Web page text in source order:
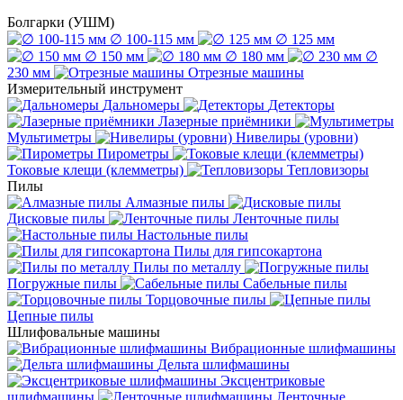
Болгарки (УШМ)
∅ 100-115 мм
∅ 125 мм
∅ 150 мм
∅ 180 мм
∅
230 мм
Отрезные машины
Измерительный инструмент
Дальномеры
Детекторы
Лазерные приёмники
Мультиметры
Нивелиры (уровни)
Пирометры
Токовые клещи (клемметры)
Тепловизоры
Пилы
Алмазные пилы
Дисковые пилы
Ленточные пилы
Настольные пилы
Пилы для гипсокартона
Пилы по металлу
Погружные пилы
Сабельные пилы
Торцовочные пилы
Цепные пилы
Шлифовальные машины
Вибрационные шлифмашины
Дельта шлифмашины
Эксцентриковые
шлифмашины
Ленточные